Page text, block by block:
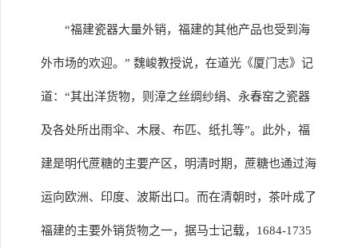
“福建瓷器大量外销，福建的其他产品也受到海
外市场的欢迎。” 魏峻教授说，在道光《厦门志》记
道：“其出洋货物，则漳之丝绸纱绢、永春窑之瓷器
及各处所出雨伞、木屐、布匹、纸扎等”。此外，福
建是明代蔗糖的主要产区，明清时期，蔗糖也通过海
运向欧洲、印度、波斯出口。而在清朝时，茶叶成了
福建的主要外销货物之一，据马士记载，1684-1735